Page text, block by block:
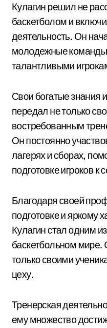
Кулагин решил не
баскетболом и
деятельность. Он
молодежные команды
талантливыми
Свои богатые знания
передал не только
востребованным
Он постоянно
лагерях и сборах,
подготовке игроков к
Благодаря своей
подготовке и яркому
Кулагин стал одним
баскетбольном
только своими
цеху.
Тренерская
ему множество